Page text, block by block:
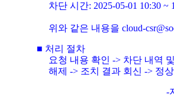
차단 시간: 2025-05-01 10:30 ~
위와 같은 내용을 cloud-
■ 처리 절차
요청 내용 확인 -> 차단 내역
해제 -> 조치 결과 회신 -> 정
-